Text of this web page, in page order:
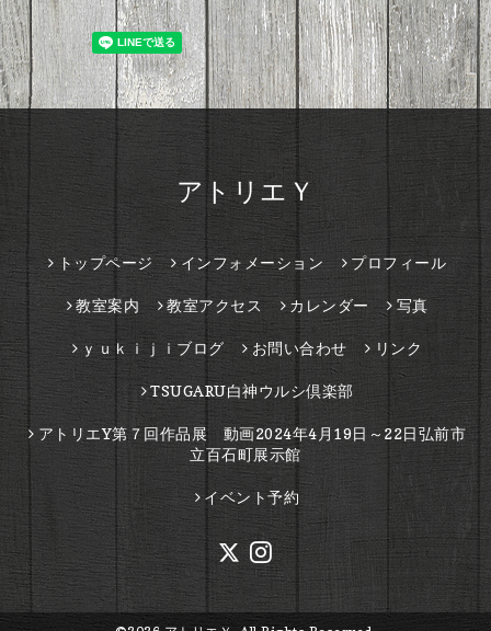
アトリエＹ
トップページ インフォメーション プロフィール
教室案内 教室アクセス カレンダー 写真
ｙｕｋｉｊｉブログ お問い合わせ リンク
TSUGARU白神ウルシ倶楽部
アトリエY第７回作品展 動画2024年4月19日～22日弘前市
立百石町展示館
イベント予約